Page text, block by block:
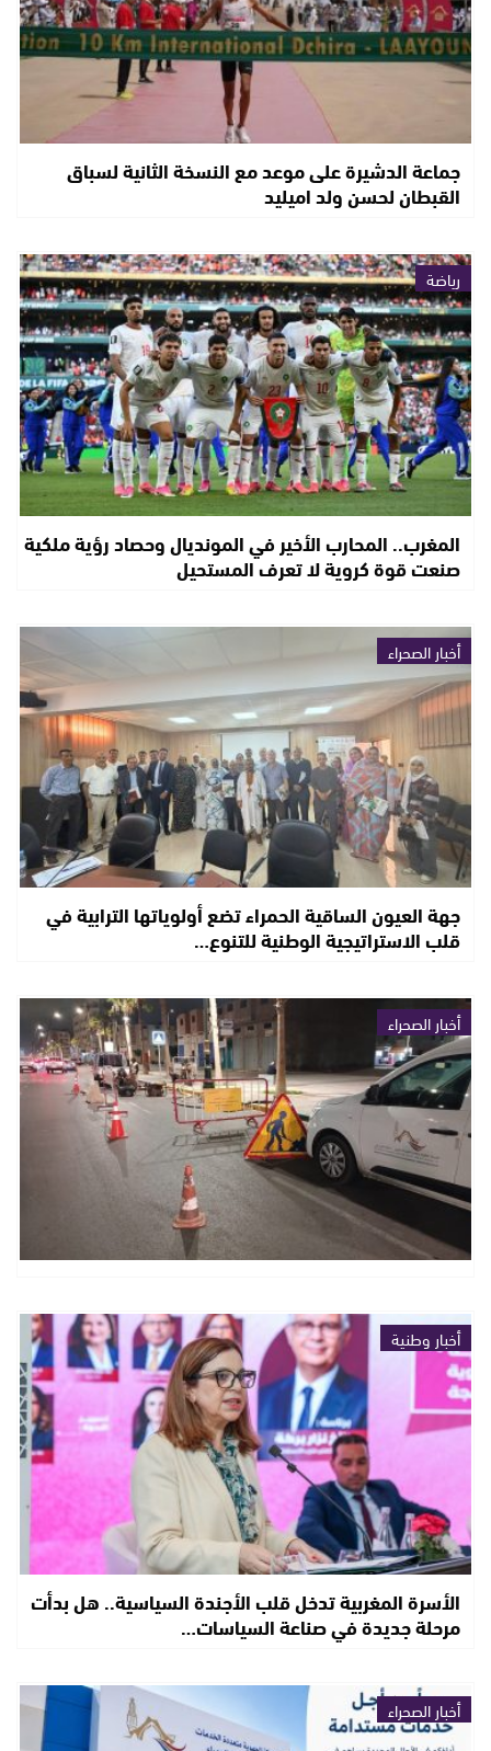
جماعة الدشيرة على موعد مع النسخة الثانية لسباق
القبطان لحسن ولد اميليد
رياضة
المغرب.. المحارب الأخير في المونديال وحصاد رؤية ملكية
صنعت قوة كروية لا تعرف المستحيل
أخبار الصحراء
جهة العيون الساقية الحمراء تضع أولوياتها الترابية في
قلب الاستراتيجية الوطنية للتنوع…
أخبار الصحراء
أخبار وطنية
الأسرة المغربية تدخل قلب الأجندة السياسية.. هل بدأت
مرحلة جديدة في صناعة السياسات…
أخبار الصحراء